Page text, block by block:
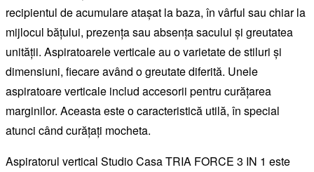
recipientul de acumulare atașat la baza, în vârful sau chiar la
mijlocul bățului, prezența sau absența sacului și greutatea
unității. Aspiratoarele verticale au o varietate de stiluri și
dimensiuni, fiecare având o greutate diferită. Unele
aspiratoare verticale includ accesorii pentru curățarea
marginilor. Aceasta este o caracteristică utilă, în special
atunci când curățați mocheta.
Aspiratorul vertical Studio Casa TRIA FORCE 3 IN 1 este